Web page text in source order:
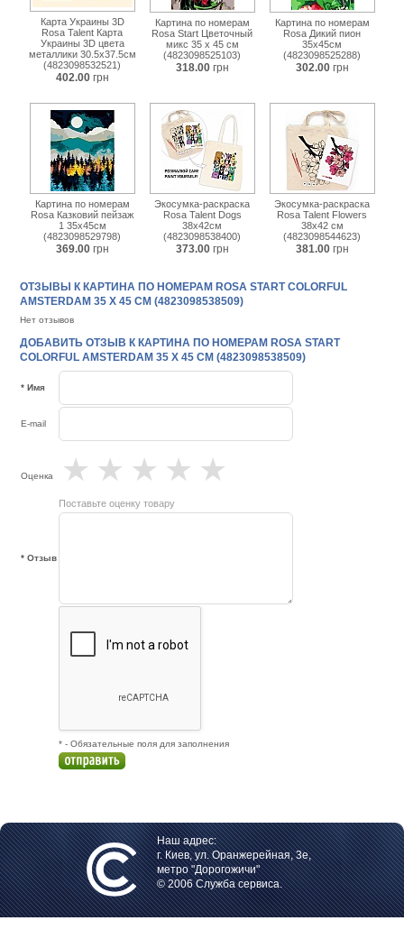
Карта Украины 3D
Rosa Talent Карта
Украины 3D цвета
металлики 30.5х37.5см
(4823098532521)
402.00 грн
Картина по номерам
Rosa Start Цветочный
микс 35 х 45 см
(4823098525103)
318.00 грн
Картина по номерам
Rosa Дикий пион
35х45см
(4823098525288)
302.00 грн
Картина по номерам
Rosa Казковий пейзаж
1 35х45см
(4823098529798)
369.00 грн
Экосумка-раскраска
Rosa Talent Dogs
38х42см
(4823098538400)
373.00 грн
Экосумка-раскраска
Rosa Talent Flowers
38х42 см
(4823098544623)
381.00 грн
ОТЗЫВЫ К КАРТИНА ПО НОМЕРАМ ROSA START COLORFUL
AMSTERDAM 35 Х 45 СМ (4823098538509)
Нет отзывов
ДОБАВИТЬ ОТЗЫВ К КАРТИНА ПО НОМЕРАМ ROSA START
COLORFUL AMSTERDAM 35 Х 45 СМ (4823098538509)
* Имя
E-mail
Оценка ★
★
★
★
★
Поставьте оценку товару
* Отзыв
* - Обязательные поля для заполнения
Наш адрес:
г. Киев, ул. Оранжерейная, 3е,
метро "Дорогожичи"
© 2006 Служба сервиса.